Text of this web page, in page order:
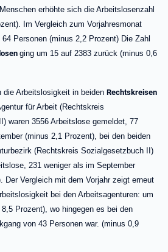
erhöhte sich die Arbeitslosenzahl
Im Vergleich zum Vorjahresmonat
Personen (minus 2,2 Prozent) Die Zahl
ging um 15 auf 2383 zurück (minus 0,6
die Arbeitslosigkeit in beidenRechtskreisen
für Arbeit (Rechtskreis
waren 3556 Arbeitslose gemeldet, 77
(minus 2,1 Prozent), bei den beiden
(Rechtskreis Sozialgesetzbuch II)
231 weniger als im September
Der Vergleich mit dem Vorjahr zeigt erneut
bei den Arbeitsagenturen: um
Prozent), wo hingegen es bei den
von 43 Personen war. (minus 0,9